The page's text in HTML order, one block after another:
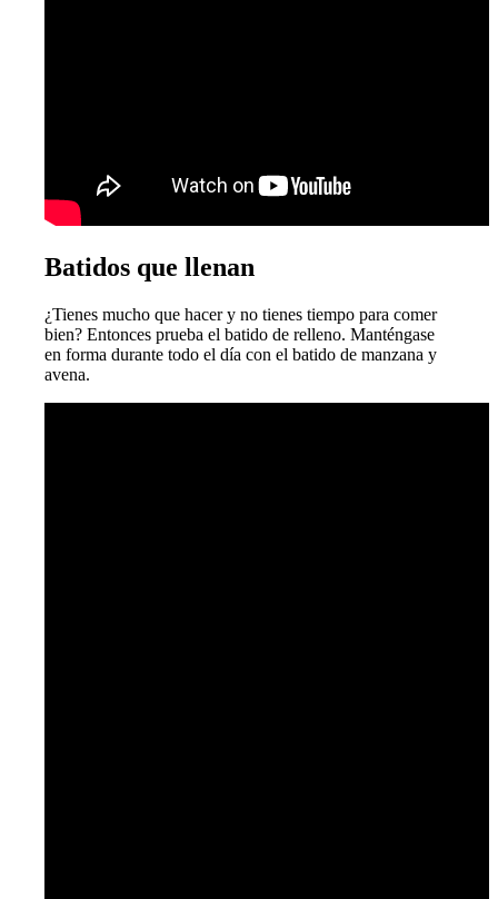
Batidos que llenan
¿Tienes mucho que hacer y no tienes tiempo para comer
bien? Entonces prueba el batido de relleno. Manténgase
en forma durante todo el día con el batido de manzana y
avena.